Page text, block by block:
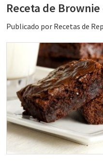
Receta de
Publicado por Recetas de